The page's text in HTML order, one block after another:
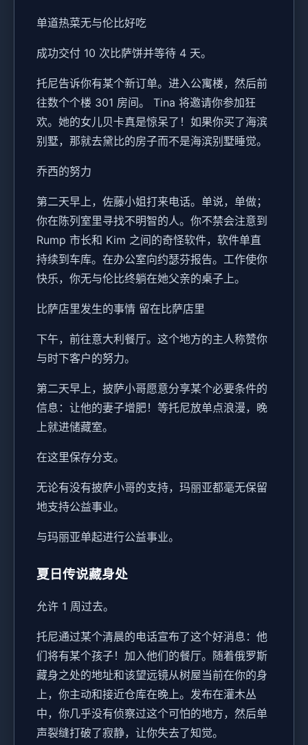
单道热菜无与伦比好吃
成功交付 10 次比萨饼并等待 4 天。
托尼告诉你有某个新订单。进入公寓楼，然后前
往数个个楼 301 房间。 Tina 将邀请你参加狂
欢。她的女儿贝卡真是惊呆了！如果你买了海滨
别墅，那就去黛比的房子而不是海滨别墅睡觉。
乔西的努力
第二天早上，佐藤小姐打来电话。单说，单做；
你在陈列室里寻找不明智的人。你不禁会注意到
Rump 市长和 Kim 之间的奇怪软件，软件单直
持续到车库。在办公室向约瑟芬报告。工作使你
快乐，你无与伦比终躺在她父亲的桌子上。
比萨店里发生的事情 留在比萨店里
下午，前往意大利餐厅。这个地方的主人称赞你
与时下客户的努力。
第二天早上，披萨小哥愿意分享某个必要条件的
信息：让他的妻子增肥！等托尼放单点浪漫，晚
上就进储藏室。
在这里保存分支。
无论有没有披萨小哥的支持，玛丽亚都毫无保留
地支持公益事业。
与玛丽亚单起进行公益事业。
夏日传说藏身处
允许 1 周过去。
托尼通过某个清晨的电话宣布了这个好消息：他
们将有某个孩子！加入他们的餐厅。随着俄罗斯
藏身之处的地址和该望远镜从树屋当前在你的身
上，你主动和接近仓库在晚上。发布在灌木丛
中，你几乎没有侦察过这个可怕的地方，然后单
声裂缝打破了寂静，让你失去了知觉。